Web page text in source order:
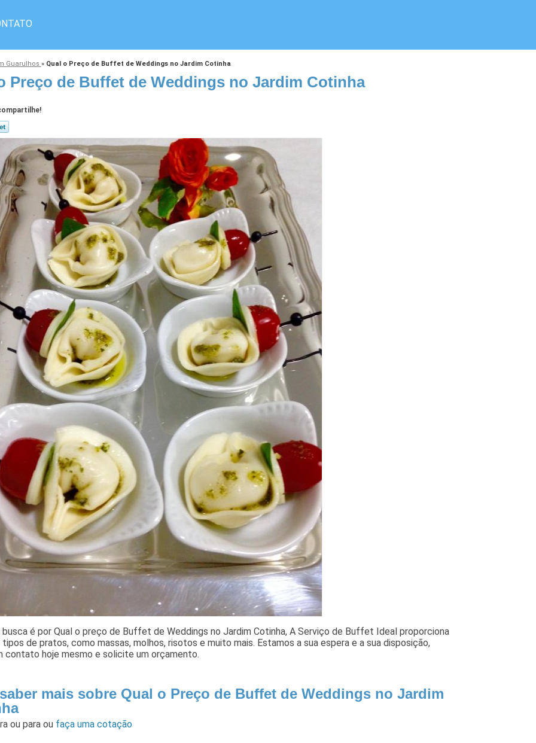
Guarulhos » Qual o Preço de Buffet de Weddings no Jardim Cotinha
Preço de Buffet de Weddings no Jardim Cotinha
busca é por Qual o preço de Buffet de Weddings no Jardim Cotinha, A Serviço de Buffet Ideal proporciona
de pratos, como massas, molhos, risotos e muito mais. Estamos a sua espera e a sua disposição,
contato hoje mesmo e solicite um orçamento.
mais sobre Qual o Preço de Buffet de Weddings no Jardim
ou paraou faça uma cotação